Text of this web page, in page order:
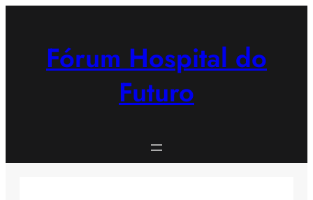
Fórum Hospital do
Futuro